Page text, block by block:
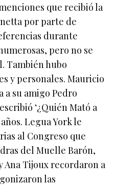
que recibió la
por parte de
durante
pero no se
También hubo
y personales. Mauricio
a su amigo Pedro
‘¿Quién Mató a
Legua York le
al Congreso que
del Muelle Barón,
Ana Tijoux recordaron a
las